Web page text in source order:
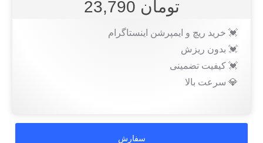
تومان 23,790
💓 خرید ریچ و ایمپرشن اینستاگرام
💓 بدون ریزش
💓 کیفیت تضمینی
💎 سرعت بالا